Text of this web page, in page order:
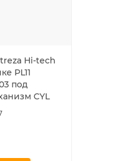
Hi-tech
PL11
под
CYL